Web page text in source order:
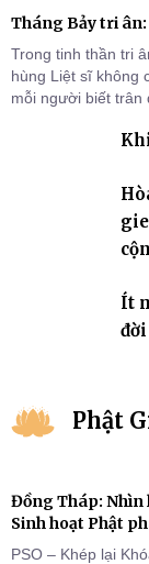
Tháng Bảy tri
Trong tinh thần tri
hùng Liệt sĩ không
mỗi người biết trân
Ít
Phật
Đồng Tháp: Nhìn
Sinh hoạt Phật
PSO – Khép lại